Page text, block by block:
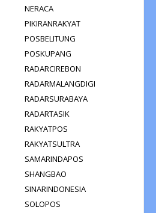
NERACA
PIKIRANRAKYAT
POSBELITUNG
POSKUPANG
RADARCIREBON
RADARMALANGDIGI
RADARSURABAYA
RADARTASIK
RAKYATPOS
RAKYATSULTRA
SAMARINDAPOS
SHANGBAO
SINARINDONESIA
SOLOPOS